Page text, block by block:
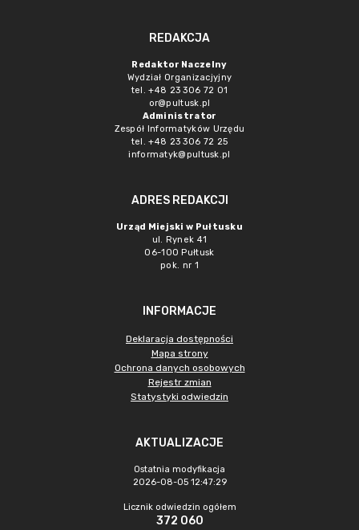
REDAKCJA
Redaktor Naczelny
Wydział Organizacjyjny
tel. +48 23 306 72 01
or@pultusk.pl
Administrator
Zespół Informatyków Urzędu
tel. +48 23 306 72 25
informatyk@pultusk.pl
ADRES REDAKCJI
Urząd Miejski w Pułtusku
ul. Rynek 41
06-100 Pułtusk
pok. nr 1
INFORMACJE
Deklaracja dostępności
Mapa strony
Ochrona danych osobowych
Rejestr zmian
Statystyki odwiedzin
AKTUALIZACJE
Ostatnia modyfikacja
2026-08-05 12:47:29
Licznik odwiedzin ogółem
372 060